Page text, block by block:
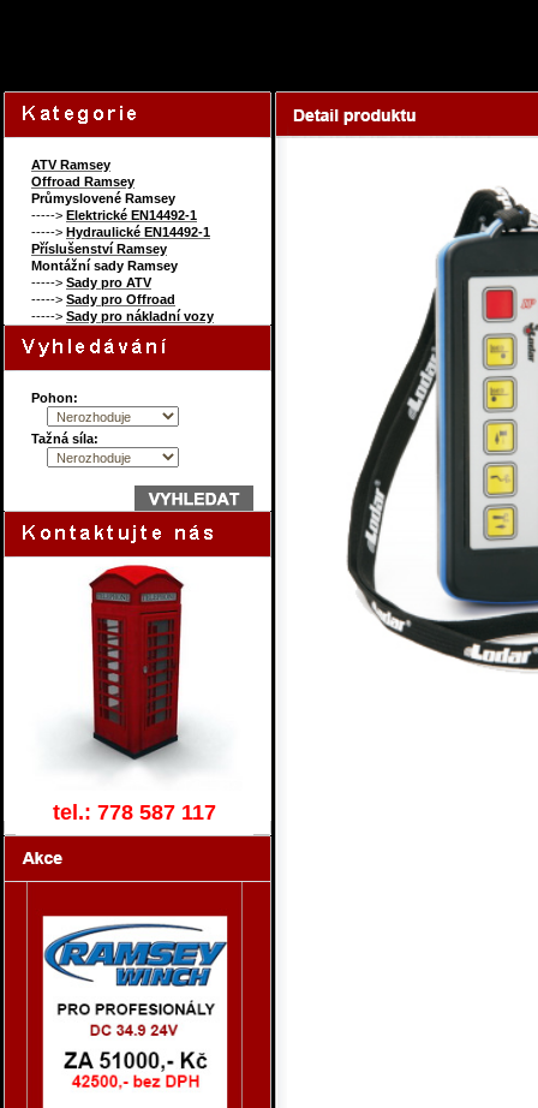
ATV Ramsey
Offroad Ramsey
Průmyslovené Ramsey
-----> Elektrické EN14492-1
-----> Hydraulické EN14492-1
Příslušenství Ramsey
Montážní sady Ramsey
-----> Sady pro ATV
-----> Sady pro Offroad
-----> Sady pro nákladní vozy
Pohon:
Tažná síla:
tel.: 778 587 117